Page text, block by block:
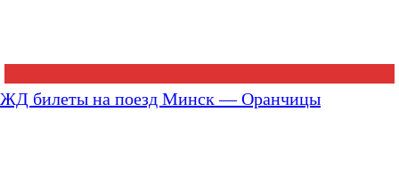
ЖД билеты на поезд Минск — Оранчицы